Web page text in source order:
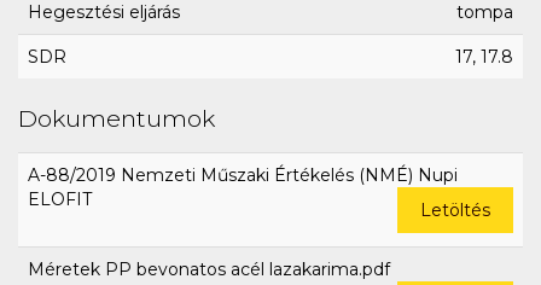
Hegesztési eljárás tompa
SDR 17, 17.8
Dokumentumok
A-88/2019 Nemzeti Műszaki Értékelés (NMÉ) Nupi
ELOFIT
Letöltés
Méretek PP bevonatos acél lazakarima.pdf